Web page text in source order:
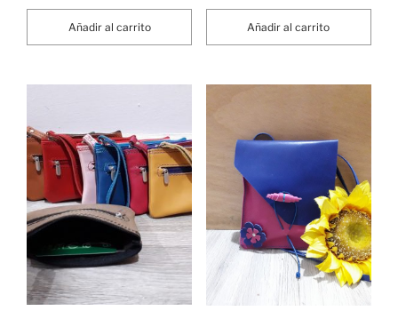
Añadir al carrito Añadir al carrito